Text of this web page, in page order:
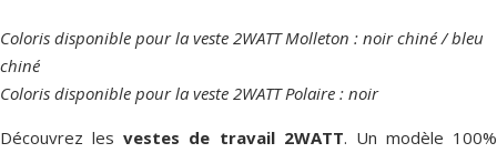
Coloris disponible pour la veste 2WATT Molleton : noir chiné / bleu
chiné
Coloris disponible pour la veste 2WATT Polaire : noir
Découvrez lesvestes de travail 2WATT. Un modèle 100%